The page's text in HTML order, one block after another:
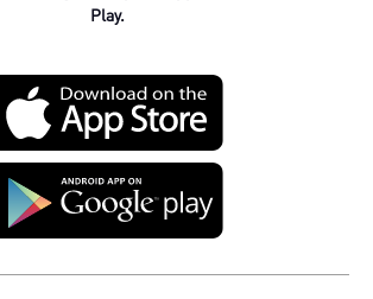
Play.